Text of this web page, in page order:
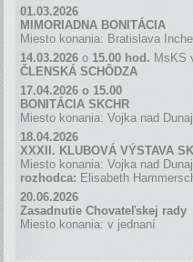
01.03.2026
MIMORIADNA BONITÁCIA
Miesto konania: Bratislava
14.03.2026 o 15.00 hod. MsKS
ČLENSKÁ SCHÔDZA
17.04.2026 o 15.00
BONITÁCIA SKCHR
Miesto konania: Vojka nad
18.04.2026
XXXII. KLUBOVÁ VÝSTAVA
Miesto konania: Vojka nad
rozhodca: Elisabeth
20.06.2026
Zasadnutie Chovateľskej rady
Miesto konania: v jednaní